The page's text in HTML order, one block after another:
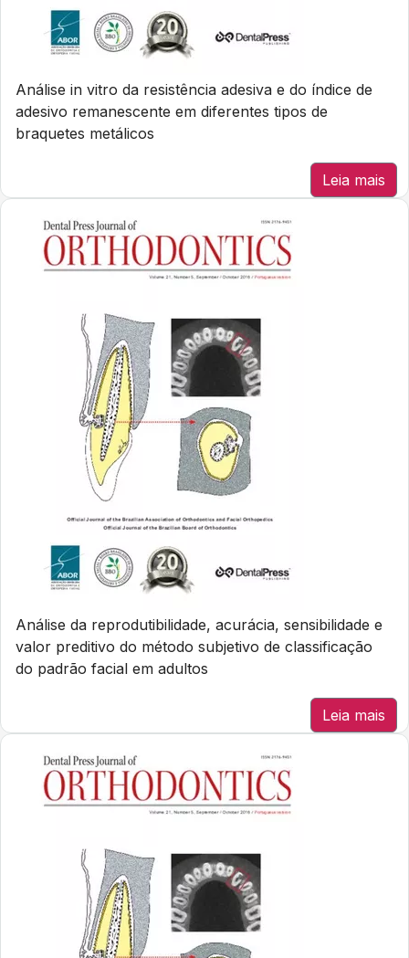
Análise in vitro da resistência adesiva e do índice de
adesivo remanescente em diferentes tipos de
braquetes metálicos
Leia mais
Análise da reprodutibilidade, acurácia, sensibilidade e
valor preditivo do método subjetivo de classificação
do padrão facial em adultos
Leia mais